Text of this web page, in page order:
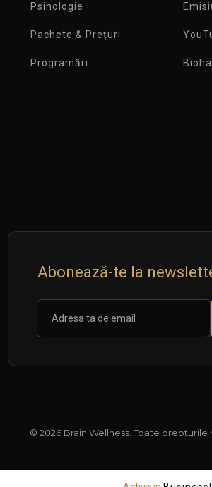
Psihologie
Pachete & Prețuri
Programări
Abonează-te la
© 2026 Brain Wellness. Toate